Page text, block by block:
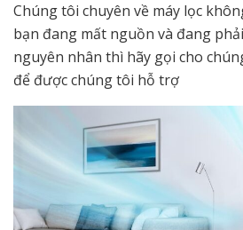
Chúng tôi chuyên về máy lọc
bạn đang mất nguồn và đang
nguyên nhân thì hãy gọi cho
để được chúng tôi hỗ trợ